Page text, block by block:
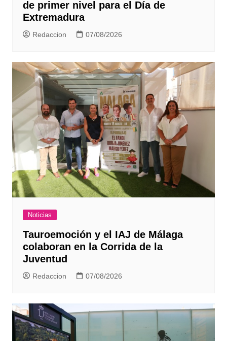
de primer nivel para el Día de
Extremadura
Redaccion 07/08/2026
Noticias
Tauroemoción y el IAJ de Málaga
colaboran en la Corrida de la
Juventud
Redaccion 07/08/2026